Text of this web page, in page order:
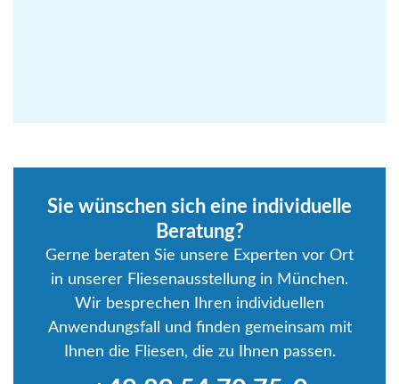
Sie wünschen sich eine individuelle
Beratung?
Gerne beraten Sie unsere Experten vor Ort
in unserer Fliesenausstellung in München.
Wir besprechen Ihren individuellen
Anwendungsfall und finden gemeinsam mit
Ihnen die Fliesen, die zu Ihnen passen.